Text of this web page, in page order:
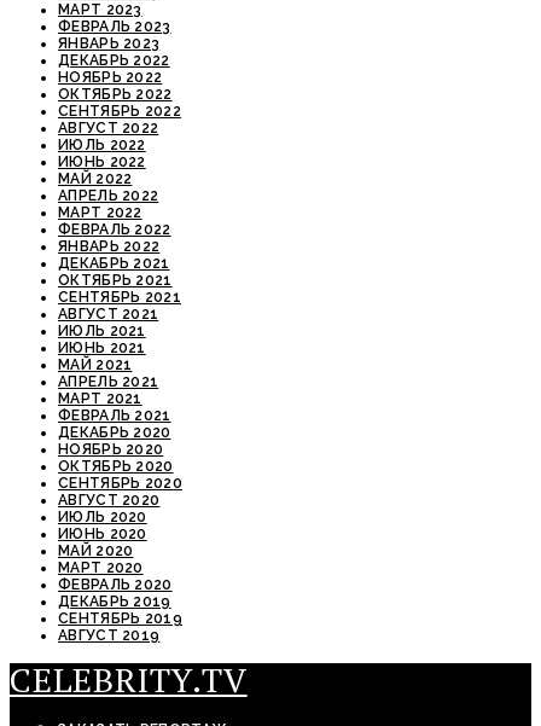
МАРТ 2023
ФЕВРАЛЬ 2023
ЯНВАРЬ 2023
ДЕКАБРЬ 2022
НОЯБРЬ 2022
ОКТЯБРЬ 2022
СЕНТЯБРЬ 2022
АВГУСТ 2022
ИЮЛЬ 2022
ИЮНЬ 2022
МАЙ 2022
АПРЕЛЬ 2022
МАРТ 2022
ФЕВРАЛЬ 2022
ЯНВАРЬ 2022
ДЕКАБРЬ 2021
ОКТЯБРЬ 2021
СЕНТЯБРЬ 2021
АВГУСТ 2021
ИЮЛЬ 2021
ИЮНЬ 2021
МАЙ 2021
АПРЕЛЬ 2021
МАРТ 2021
ФЕВРАЛЬ 2021
ДЕКАБРЬ 2020
НОЯБРЬ 2020
ОКТЯБРЬ 2020
СЕНТЯБРЬ 2020
АВГУСТ 2020
ИЮЛЬ 2020
ИЮНЬ 2020
МАЙ 2020
МАРТ 2020
ФЕВРАЛЬ 2020
ДЕКАБРЬ 2019
СЕНТЯБРЬ 2019
АВГУСТ 2019
CELEBRITY.TV